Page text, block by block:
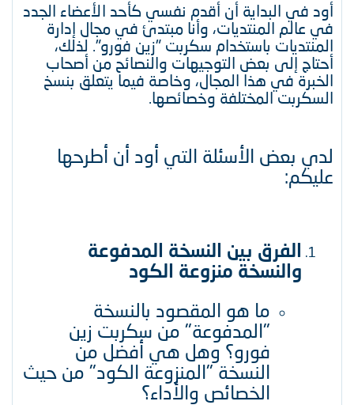
أود في البداية أن أقدم نفسي كأحد الأعضاء الجدد
في عالم المنتديات، وأنا مبتدئ في مجال إدارة
المنتديات باستخدام سكربت "زين فورو". لذلك،
أحتاج إلى بعض التوجيهات والنصائح من أصحاب
الخبرة في هذا المجال، وخاصة فيما يتعلق بنسخ
السكربت المختلفة وخصائصها.​
لدي بعض الأسئلة التي أود أن أطرحها
عليكم:​
الفرق بين النسخة المدفوعة
والنسخة منزوعة الكود
ما هو المقصود بالنسخة
"المدفوعة" من سكربت زين
فورو؟ وهل هي أفضل من
النسخة "المنزوعة الكود" من حيث
الخصائص والأداء؟​